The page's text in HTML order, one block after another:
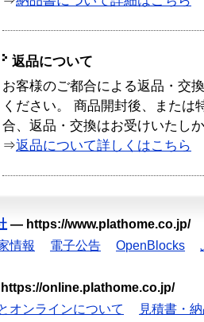
返品について
お客様のご都合による返品・交
ください。 商品開封後、または
合、返品・交換はお受けいたし
⇒返品について詳しくはこちら
— https://www.plathome.co.jp/
情報 電子公告 OpenBlocks
https://online.plathome.co.jp/
オンラインについて
見積書・